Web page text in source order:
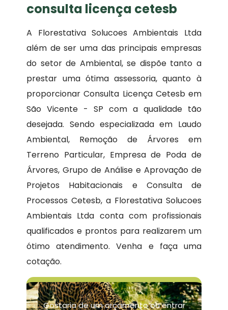
consulta licença cetesb
A Florestativa Solucoes Ambientais Ltda
além de ser uma das principais empresas
do setor de Ambiental, se dispõe tanto a
prestar uma ótima assessoria, quanto à
proporcionar Consulta Licença Cetesb em
São Vicente - SP com a qualidade tão
desejada. Sendo especializada em Laudo
Ambiental, Remoção de Árvores em
Terreno Particular, Empresa de Poda de
Árvores, Grupo de Análise e Aprovação de
Projetos Habitacionais e Consulta de
Processos Cetesb, a Florestativa Solucoes
Ambientais Ltda conta com profissionais
qualificados e prontos para realizarem um
ótimo atendimento. Venha e faça uma
cotação.
Gostaria de um orçamento ou entrar